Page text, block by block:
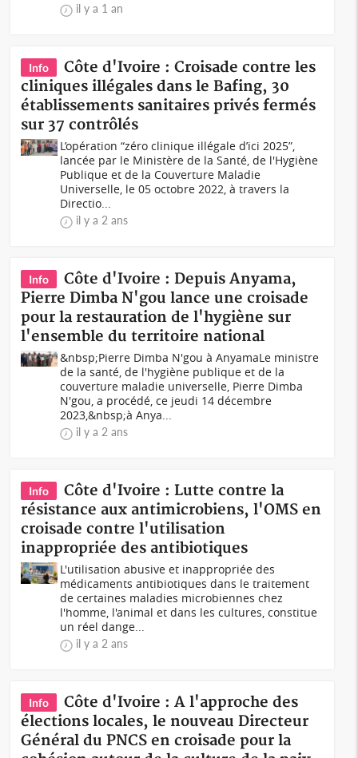
il y a 1 an
Info
Côte d'Ivoire : Croisade contre les
cliniques illégales dans le Bafing, 30
établissements sanitaires privés fermés
sur 37 contrôlés
L’opération “zéro clinique illégale d’ici 2025”,
lancée par le Ministère de la Santé, de l'Hygiène
Publique et de la Couverture Maladie
Universelle, le 05 octobre 2022, à travers la
Directio...
il y a 2 ans
Info
Côte d'Ivoire : Depuis Anyama,
Pierre Dimba N'gou lance une croisade
pour la restauration de l'hygiène sur
l'ensemble du territoire national
&nbsp;Pierre Dimba N'gou à AnyamaLe ministre
de la santé, de l'hygiène publique et de la
couverture maladie universelle, Pierre Dimba
N'gou, a procédé, ce jeudi 14 décembre
2023,&nbsp;à Anya...
il y a 2 ans
Info
Côte d'Ivoire : Lutte contre la
résistance aux antimicrobiens, l'OMS en
croisade contre l'utilisation
inappropriée des antibiotiques
L'utilisation abusive et inappropriée des
médicaments antibiotiques dans le traitement
de certaines maladies microbiennes chez
l'homme, l'animal et dans les cultures, constitue
un réel dange...
il y a 2 ans
Info
Côte d'Ivoire : A l'approche des
élections locales, le nouveau Directeur
Général du PNCS en croisade pour la